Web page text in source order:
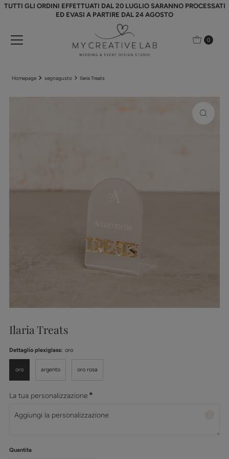
Vai direttamente ai contenuti
TUTTI GLI ORDINI EFFETTUATI DAL 20 LUGLIO SARANNO PROCESSATI
ED EVASI A PARTIRE DAL 24 AGOSTO
0
Homepage segnagusto Ilaria Treats
Ilaria Treats
Dettaglio plexiglass: oro
oro argento oro rosa
La tua personalizzazione *
Quantita